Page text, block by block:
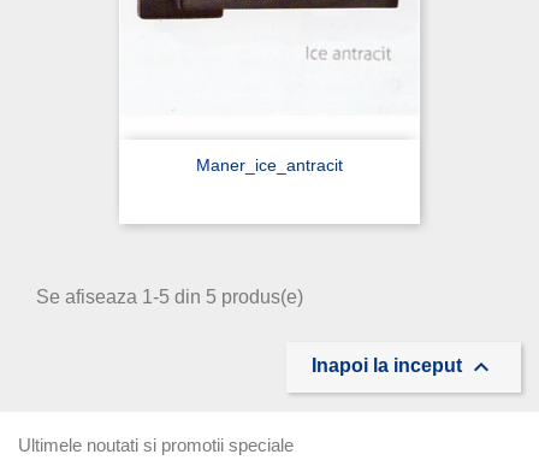
Maner_ice_antracit
Se afiseaza 1-5 din 5 produs(e)
Inapoi la inceput 
Ultimele noutati si promotii speciale